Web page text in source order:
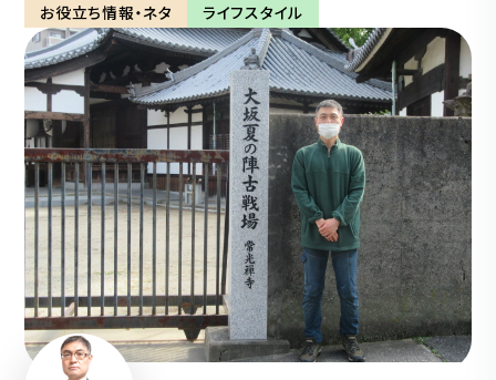
お役立ち情報・ネタ ライフスタイル